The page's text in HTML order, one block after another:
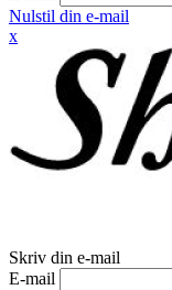
Nulstil din e-mail
x
Skriv din e-mail
E-mail